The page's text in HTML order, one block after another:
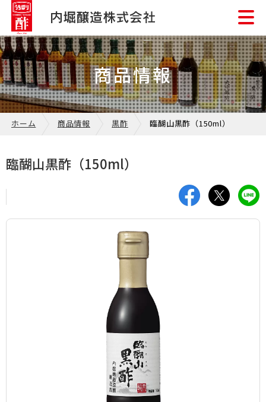
商品情報
ホーム 商品情報 黒酢 臨醐山黒酢（150ml）
臨醐山黒酢（150ml）